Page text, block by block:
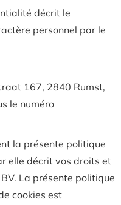
décrit le
personnel par le
167, 2840 Rumst,
le numéro
la présente politique
elle décrit vos droits et
La présente politique
cookies est